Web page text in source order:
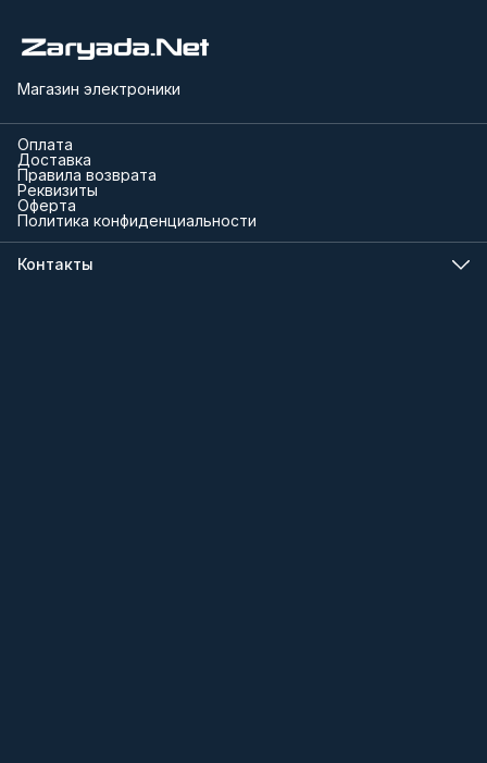
Магазин электроники
Оплата
Доставка
Правила возврата
Реквизиты
Оферта
Политика конфиденциальности
Контакты